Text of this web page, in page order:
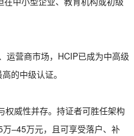
运营商市场，HCIP已成为中高级
的中级认证。
权威性并存。持证者可胜任架构
–45万元，且可享受落户、补